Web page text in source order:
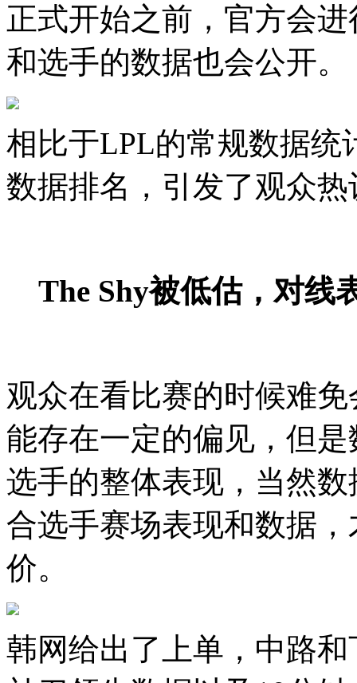
正式开始之前，官方会
和选手的数据也会公开。
相比于LPL的常规数据统
数据排名，引发了观众热
The Shy被低估，对线
观众在看比赛的时候难
能存在一定的偏见，但
选手的整体表现，当然
合选手赛场表现和数据
价。
韩网给出了上单，中路